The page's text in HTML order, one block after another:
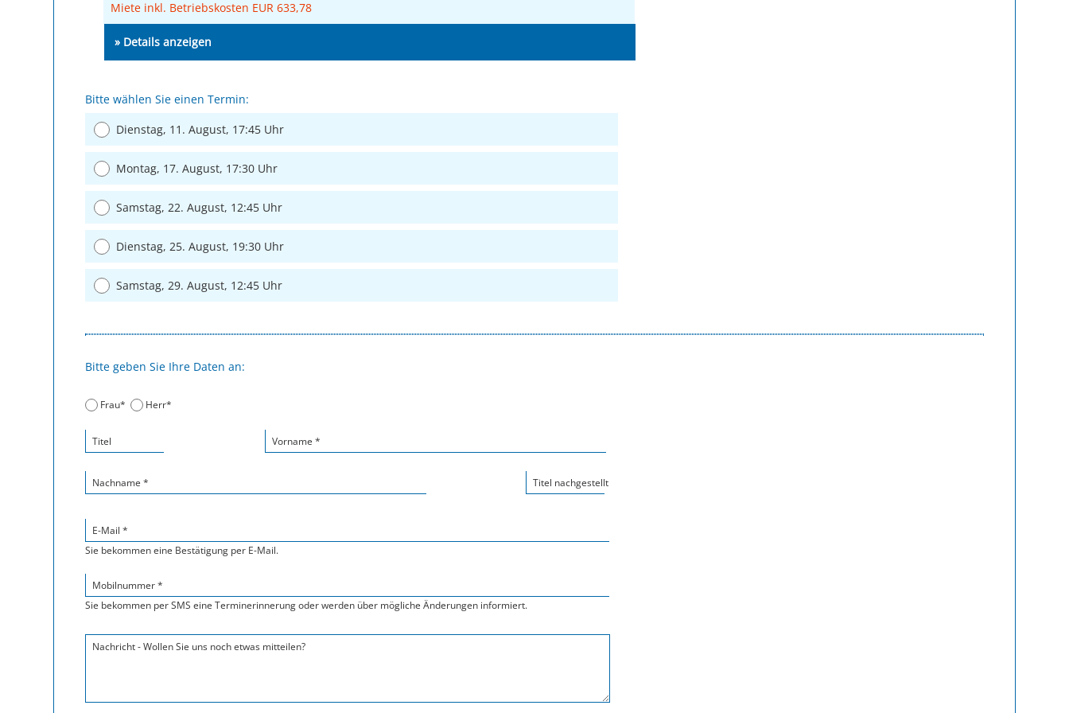
Miete inkl. Betriebskosten EUR 633,78
» Details anzeigen
Bitte wählen Sie einen Termin:
Dienstag, 11. August, 17:45 Uhr
Montag, 17. August, 17:30 Uhr
Samstag, 22. August, 12:45 Uhr
Dienstag, 25. August, 19:30 Uhr
Samstag, 29. August, 12:45 Uhr
Bitte geben Sie Ihre Daten an:
Frau* Herr*
Titel Vorname *
Nachname * Titel nachgestellt
E-Mail *
Sie bekommen eine Bestätigung per E-Mail.
Mobilnummer *
Sie bekommen per SMS eine Terminerinnerung oder werden über mögliche Änderungen informiert.
Nachricht - Wollen Sie uns noch etwas mitteilen?